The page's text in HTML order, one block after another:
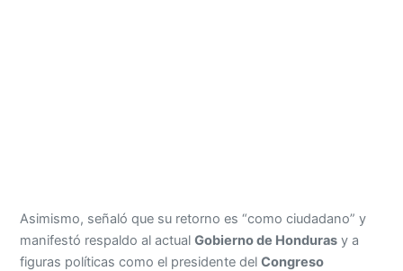
Asimismo, señaló que su retorno es “como ciudadano” y
manifestó respaldo al actualGobierno de Honduras y a
figuras políticas como el presidente delCongreso